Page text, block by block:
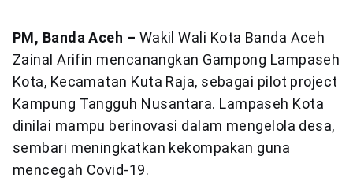
PM, Banda Aceh – Wakil Wali Kota Banda Aceh
Zainal Arifin mencanangkan Gampong Lampaseh
Kota, Kecamatan Kuta Raja, sebagai pilot project
Kampung Tangguh Nusantara. Lampaseh Kota
dinilai mampu berinovasi dalam mengelola desa,
sembari meningkatkan kekompakan guna
mencegah Covid-19.